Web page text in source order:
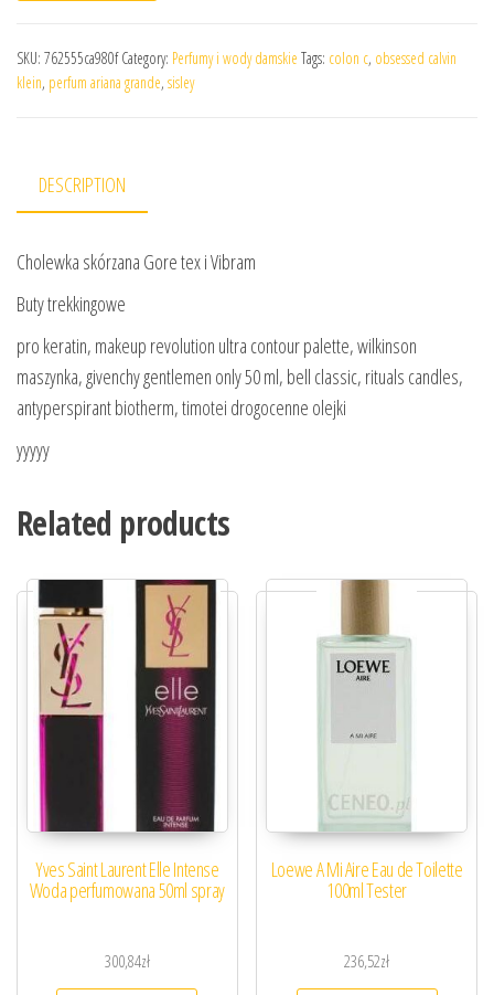
SKU: 762555ca980f Category: Perfumy i wody damskie Tags: colon c, obsessed calvin
klein, perfum ariana grande, sisley
DESCRIPTION
Cholewka skórzana Gore tex i Vibram
Buty trekkingowe
pro keratin, makeup revolution ultra contour palette, wilkinson
maszynka, givenchy gentlemen only 50 ml, bell classic, rituals candles,
antyperspirant biotherm, timotei drogocenne olejki
yyyyy
Related products
Yves Saint Laurent Elle Intense
Woda perfumowana 50ml spray
300,84zł
Loewe A Mi Aire Eau de Toilette
100ml Tester
236,52zł